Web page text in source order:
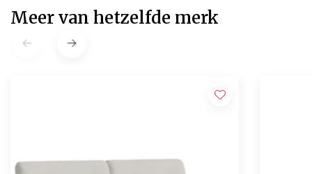
Meer van hetzelfde merk